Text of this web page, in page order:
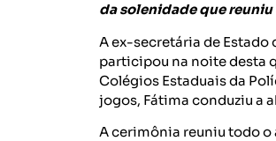
da solenidade que
A ex-secretária de Estado
participou na noite desta
Colégios Estaduais da
jogos, Fátima conduziu a
A cerimônia reuniu todo o